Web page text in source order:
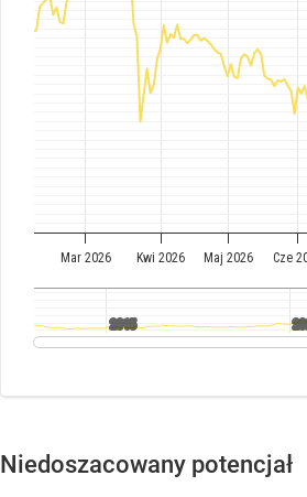
Niedoszacowany potencjał